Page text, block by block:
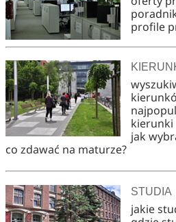
profile
kierunki
jak
co zdawać na maturze?
STUDIA
jakie